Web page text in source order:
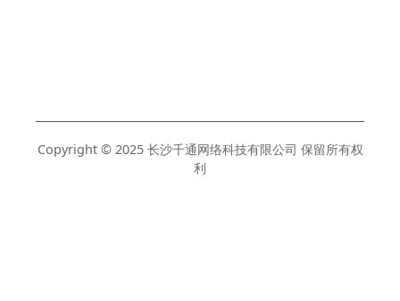
Copyright © 2025 长沙千通网络科技有限公司 保留所有权
利